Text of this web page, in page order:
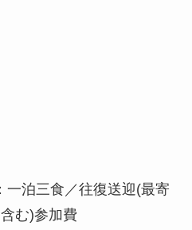
泊三食／往復送迎(最寄
む)参加費